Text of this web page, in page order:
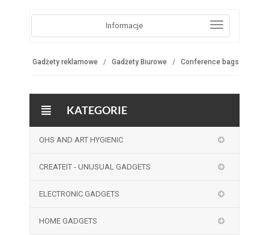
Informacje
Gadżety reklamowe Gadżety Biurowe Conference bags
KATEGORIE
OHS AND ART HYGIENIC
CREATEIT - UNUSUAL GADGETS
ELECTRONIC GADGETS
HOME GADGETS